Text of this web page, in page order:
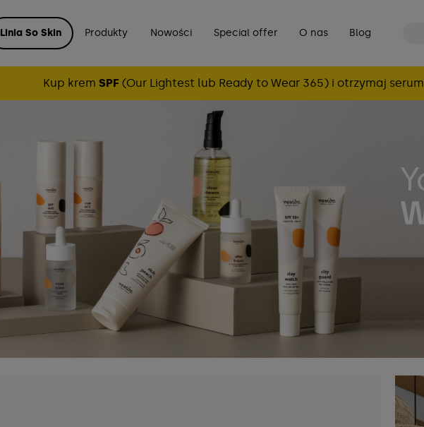
Linia So Skin Produkty Nowości Special offer O nas Blog
Kup krem SPF(Our Lightest lub Ready to Wear 365) i otrzymaj serum